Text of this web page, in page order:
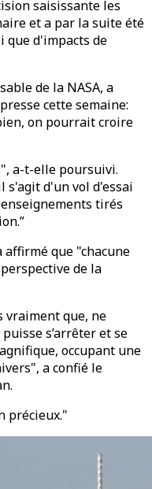
saisissante les
et a par la suite été
que d'impacts de
de la NASA, a
cette semaine:
on pourrait croire
a-t-elle poursuivi.
s'agit d'un vol d'essai
tirés
affirmé que "chacune
de la
vraiment que, ne
s’arrêter et se
occupant une
a confié le
précieux."